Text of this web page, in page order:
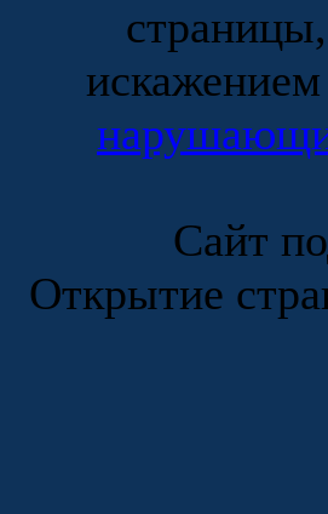
искажением
Сайт
Открытие